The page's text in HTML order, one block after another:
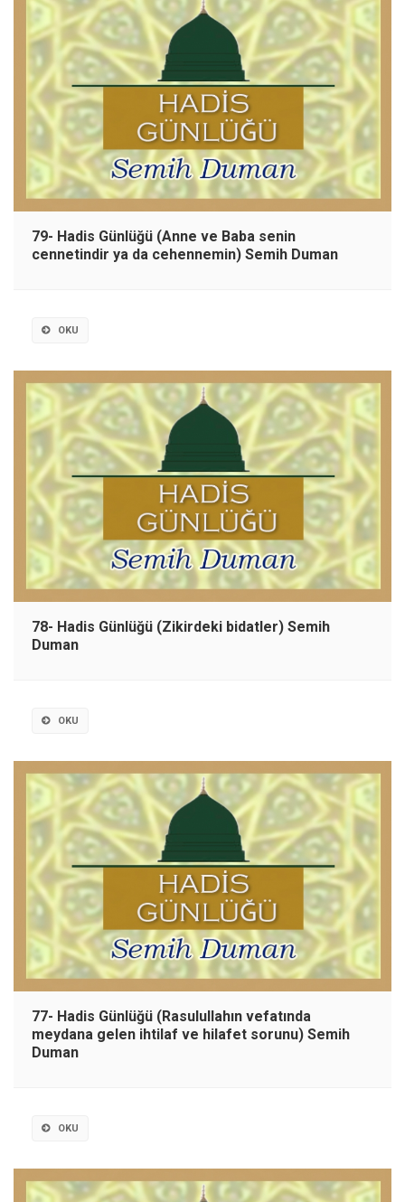
79- Hadis Günlüğü (Anne ve Baba senin
cennetindir ya da cehennemin) Semih Duman
OKU
78- Hadis Günlüğü (Zikirdeki bidatler) Semih
Duman
OKU
77- Hadis Günlüğü (Rasulullahın vefatında
meydana gelen ihtilaf ve hilafet sorunu) Semih
Duman
OKU